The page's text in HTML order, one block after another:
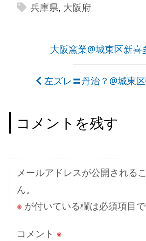
兵庫県, 大阪府
ビ
ゲ
シ
ョ
ン
大阪窯業@城東区新喜
左ズレ〓丹治？@城東
コメントを残す
メールアドレスが公開される
ん。
※が付いている欄は必須項目
コメント ※